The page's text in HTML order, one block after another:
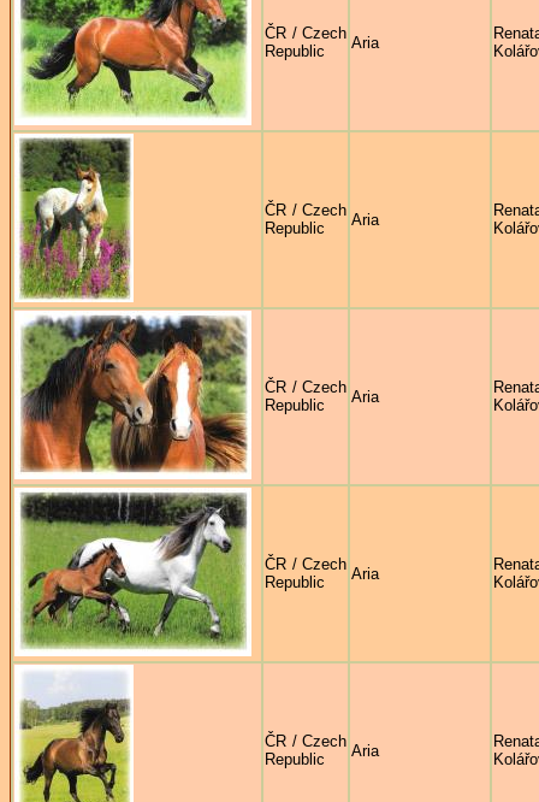
ČR / Czech
Republic
Aria
ČR / Czech
Republic
Aria
ČR / Czech
Republic
Aria
ČR / Czech
Republic
Aria
ČR / Czech
Republic
Aria